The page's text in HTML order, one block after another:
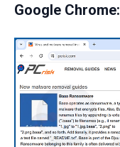
Google Chrome: